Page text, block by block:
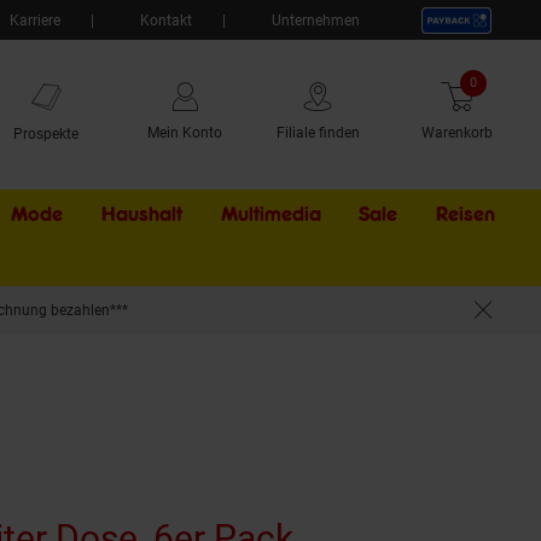
Karriere Kontakt Unternehmen
Prospekte Mein Konto Filiale finden Warenkorb
0 Artikel
Mode Haushalt Multimedia Sale Externer
Reisen
bezahlen***